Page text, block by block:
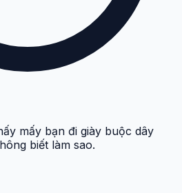
mấy bạn đi giày buộc dây
biết làm sao.